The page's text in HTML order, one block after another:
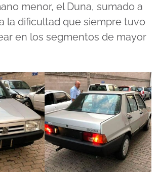
menor, el Duna, sumado a
la dificultad que siempre tuvo
en los segmentos de mayor